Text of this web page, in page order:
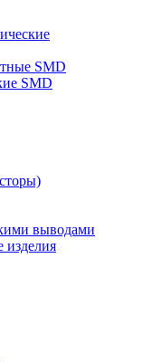
SMD
SMD
выводами
изделия